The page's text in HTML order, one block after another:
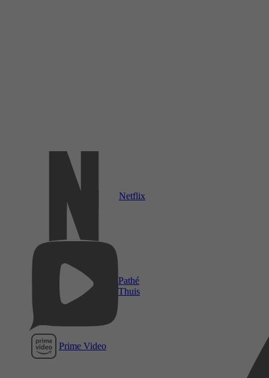
Netflix
Pathé
Thuis
Prime Video